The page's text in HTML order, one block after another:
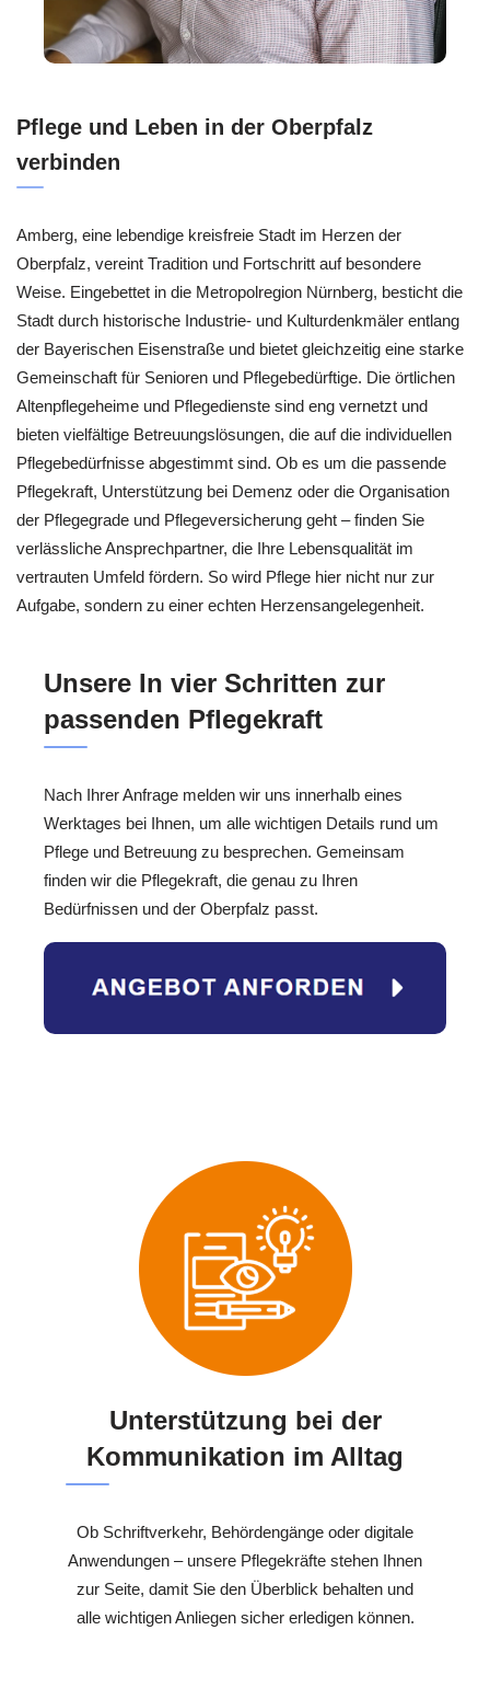
Pflege und Leben in der Oberpfalz
verbinden
Amberg, eine lebendige kreisfreie Stadt im Herzen der
Oberpfalz, vereint Tradition und Fortschritt auf besondere
Weise. Eingebettet in die Metropolregion Nürnberg, besticht die
Stadt durch historische Industrie- und Kulturdenkmäler entlang
der Bayerischen Eisenstraße und bietet gleichzeitig eine starke
Gemeinschaft für Senioren und Pflegebedürftige. Die örtlichen
Altenpflegeheime und Pflegedienste sind eng vernetzt und
bieten vielfältige Betreuungslösungen, die auf die individuellen
Pflegebedürfnisse abgestimmt sind. Ob es um die passende
Pflegekraft, Unterstützung bei Demenz oder die Organisation
der Pflegegrade und Pflegeversicherung geht – finden Sie
verlässliche Ansprechpartner, die Ihre Lebensqualität im
vertrauten Umfeld fördern. So wird Pflege hier nicht nur zur
Aufgabe, sondern zu einer echten Herzensangelegenheit.
Unsere In vier Schritten zur
passenden Pflegekraft
Nach Ihrer Anfrage melden wir uns innerhalb eines
Werktages bei Ihnen, um alle wichtigen Details rund um
Pflege und Betreuung zu besprechen. Gemeinsam
finden wir die Pflegekraft, die genau zu Ihren
Bedürfnissen und der Oberpfalz passt.
Unterstützung bei der
Kommunikation im Alltag
Ob Schriftverkehr, Behördengänge oder digitale
Anwendungen – unsere Pflegekräfte stehen Ihnen
zur Seite, damit Sie den Überblick behalten und
alle wichtigen Anliegen sicher erledigen können.